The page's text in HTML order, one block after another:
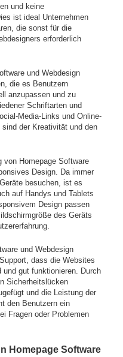
und keine
ist ideal Unternehmen
die sonst für die
erforderlich
und Webdesign
die es Benutzern
anzupassen und zu
Schriftarten und
Media-Links und Online-
der Kreativität und den
von Homepage Software
Design. Da immer
besuchen, ist es
auf Handys und Tablets
Design passen
des Geräts
und Webdesign
dass die Websites
gut funktionieren. Durch
Sicherheitslücken
und die Leistung der
den Benutzern ein
Fragen oder Problemen
Homepage Software